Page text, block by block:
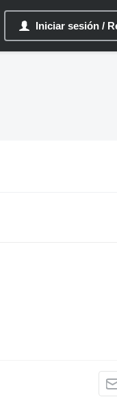
Iniciar sesión /